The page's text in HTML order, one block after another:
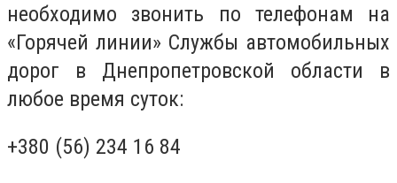
необходимо звонить по телефонам на
«Горячей линии» Службы автомобильных
дорог в Днепропетровской области в
любое время суток:
+380 (56) 234 16 84